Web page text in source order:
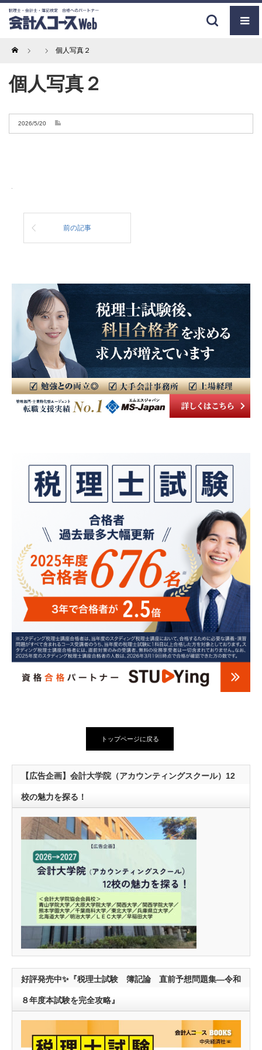
Home 個人写真２
個人写真２
2026/5/20
前の記事
トップページに戻る
【広告企画】会計大学院（アカウンティングスクール）12
校の魅力を探る！
好評発売中✨『税理士試験 簿記論 直前予想問題集―令和
８年度本試験を完全攻略』